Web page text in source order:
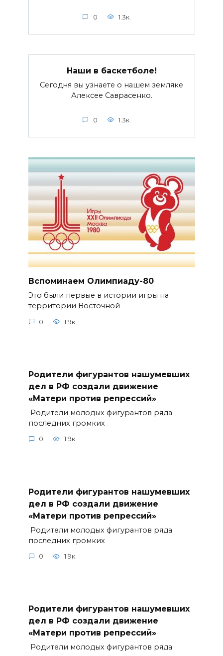
0 1.3к.
Наши в баскетболе!
Сегодня вы узнаете о нашем земляке
Алексее Саврасенко.
0 1.3к.
Вспоминаем Олимпиаду-80
Это были первые в истории игры на
территории Восточной
0 1.9к.
Родители фигурантов нашумевших
дел в РФ создали движение
«Матери против репрессий»
Родители молодых фигурантов ряда
последних громких
0 1.9к.
Родители фигурантов нашумевших
дел в РФ создали движение
«Матери против репрессий»
Родители молодых фигурантов ряда
последних громких
0 1.9к.
Родители фигурантов нашумевших
дел в РФ создали движение
«Матери против репрессий»
Родители молодых фигурантов ряда